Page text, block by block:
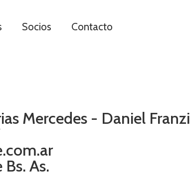
Socios Contacto
Mercedes - Daniel Franzi
As.